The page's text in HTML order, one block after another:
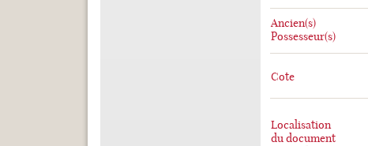
Ancien(s)
Possesseur(s)
Cote
Localisation
du document